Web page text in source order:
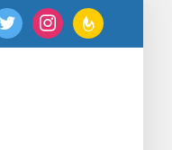
instagramfeedburner